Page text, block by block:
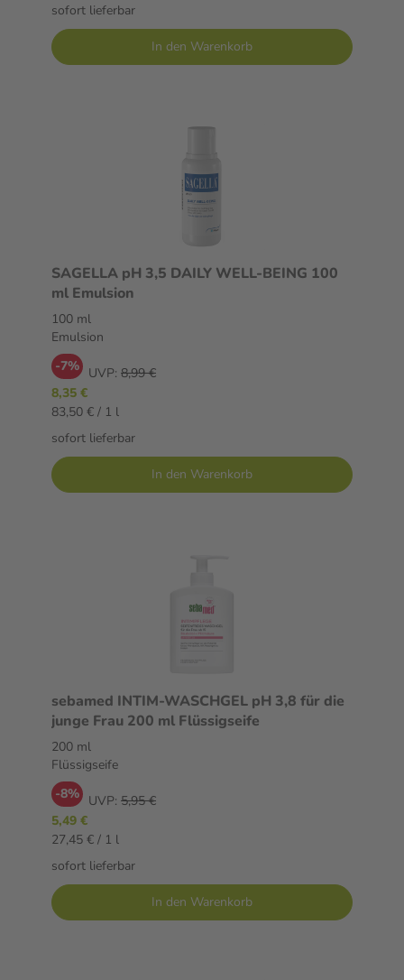
sofort lieferbar
In den Warenkorb
SAGELLA pH 3,5 DAILY WELL-BEING 100
ml Emulsion
100 ml
Emulsion
-7% UVP: 8,99 €
8,35 €
83,50 € / 1 l
sofort lieferbar
In den Warenkorb
sebamed INTIM-WASCHGEL pH 3,8 für die
junge Frau 200 ml Flüssigseife
200 ml
Flüssigseife
-8% UVP: 5,95 €
5,49 €
27,45 € / 1 l
sofort lieferbar
In den Warenkorb